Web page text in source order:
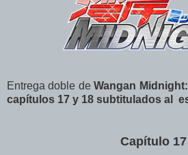
Entrega doble deWangan
capítulos 17 y 18 subtitulados al
Capítulo 17